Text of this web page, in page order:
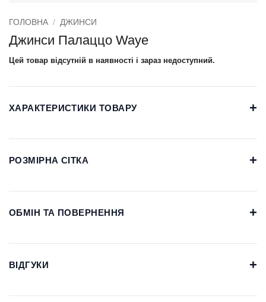
ГОЛОВНА / ДЖИНСИ
Джинси Палаццо Waye
Цей товар відсутній в наявності і зараз недоступний.
ХАРАКТЕРИСТИКИ ТОВАРУ +
РОЗМІРНА СІТКА +
ОБМІН ТА ПОВЕРНЕННЯ +
ВІДГУКИ +